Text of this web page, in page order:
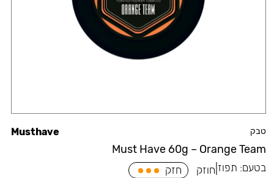
טבק
Must Have 60g – Orange Team
Musthave
בטעם: תפוז חוזק חזק